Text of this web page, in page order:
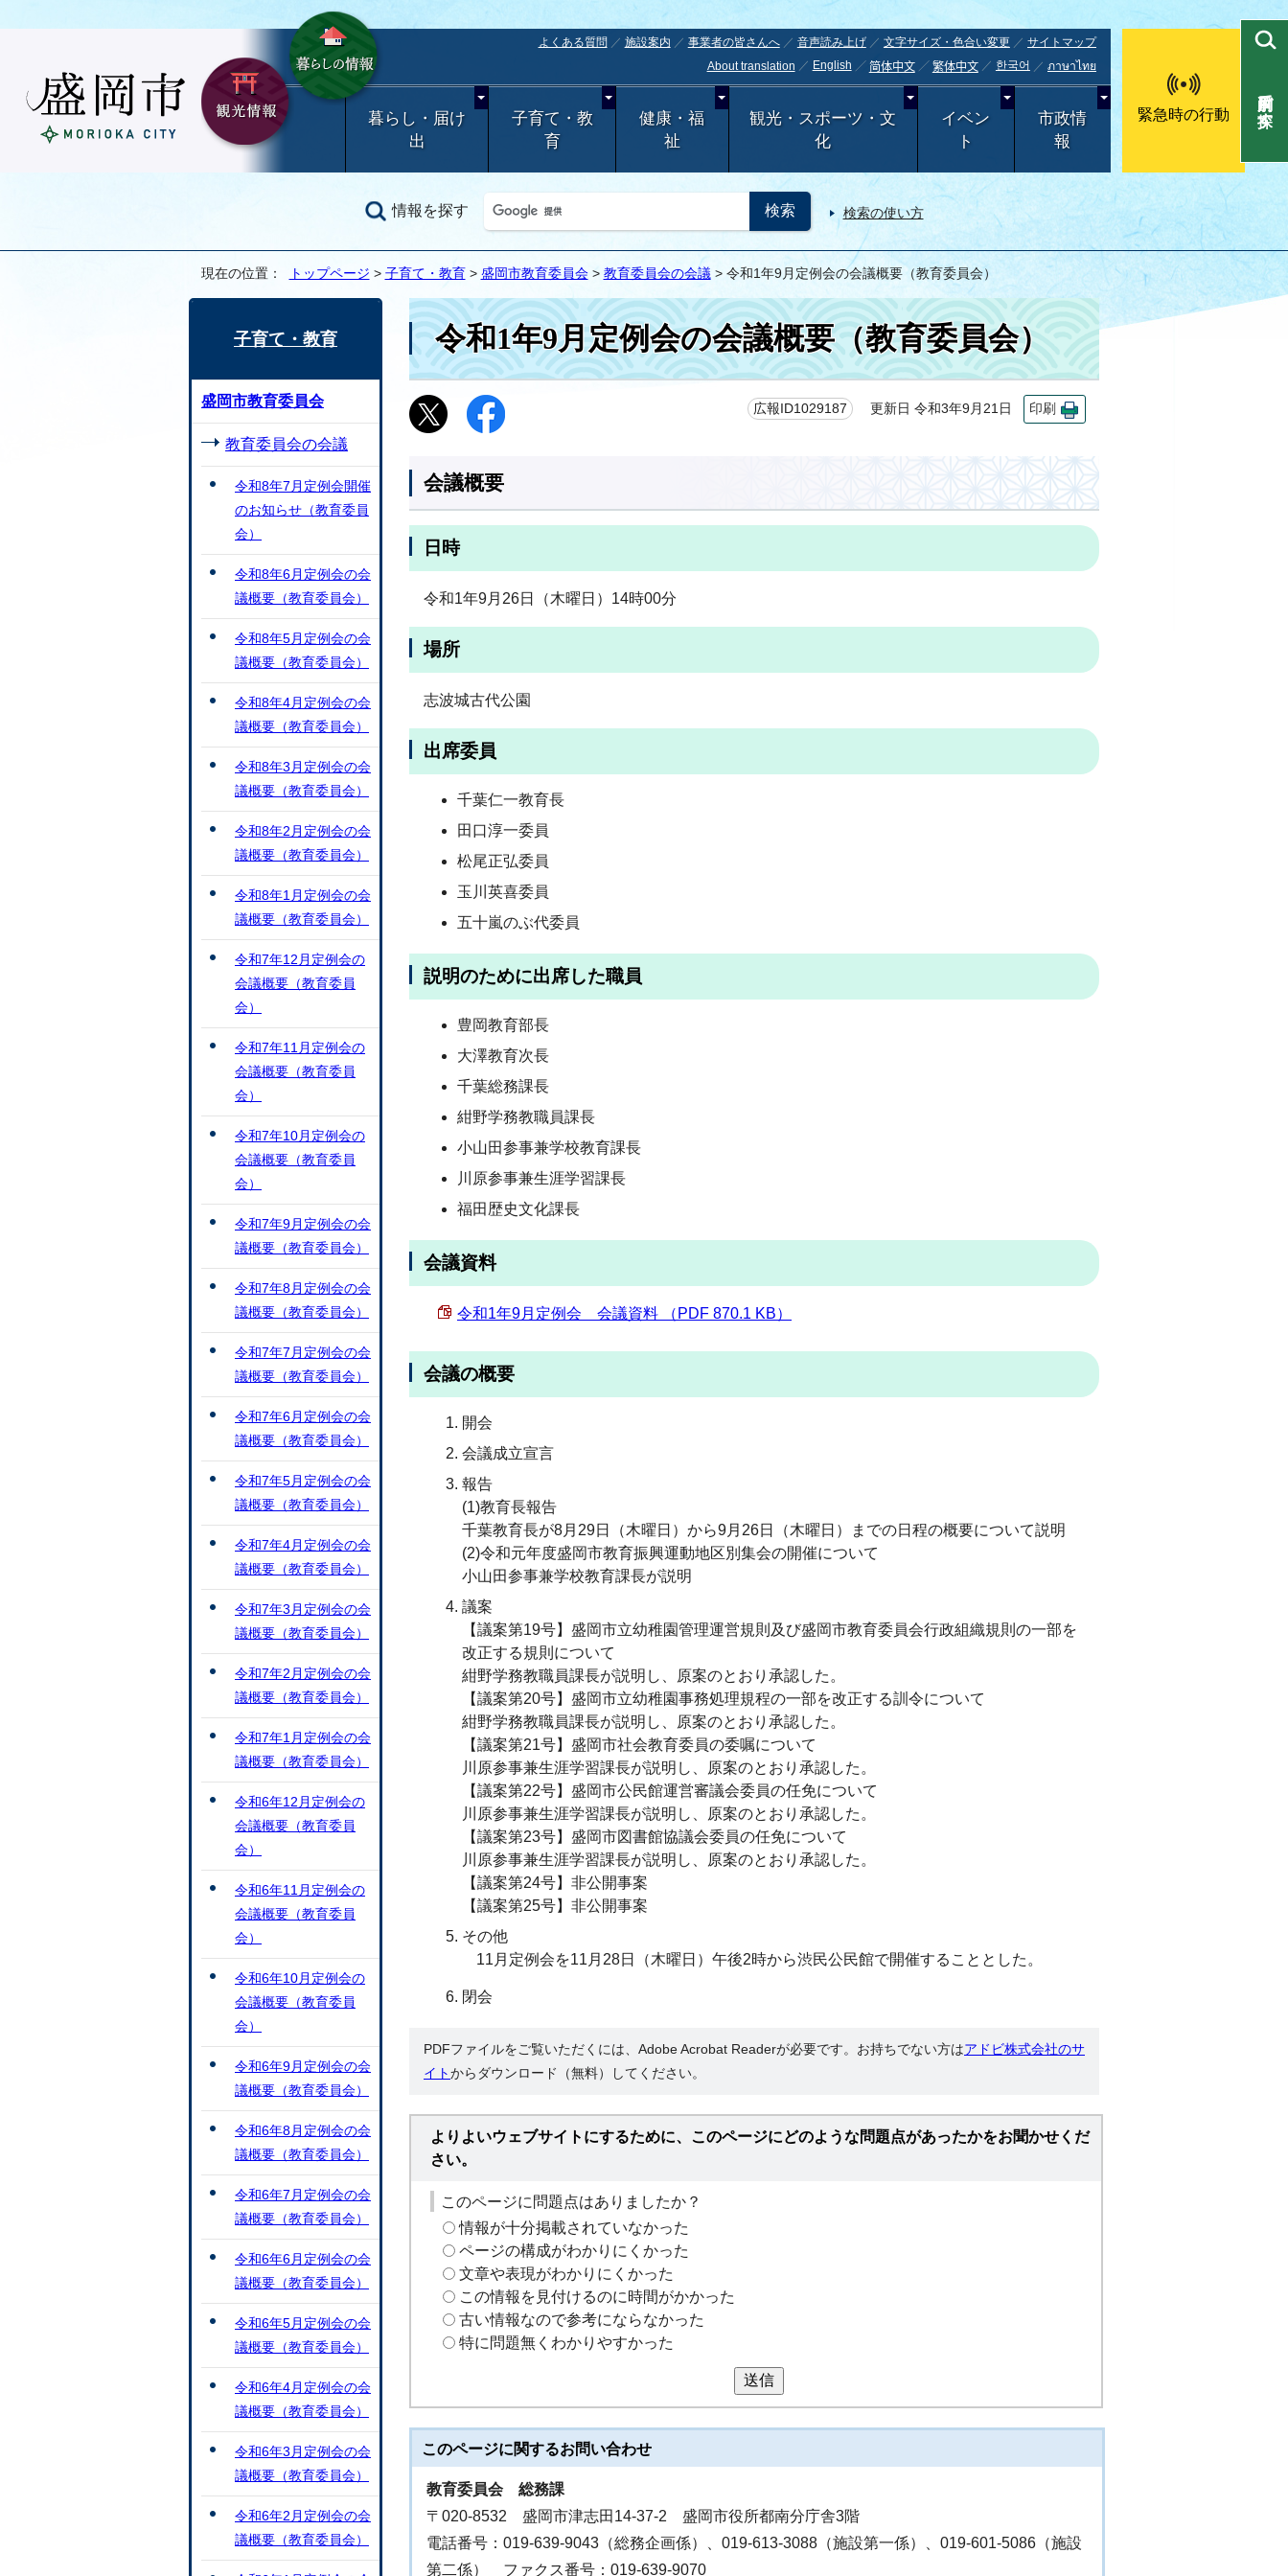
よくある質問 施設案内 事業者の皆さんへ 音声読み上げ 文字サイズ・色合い変更
サイトマップ
About translation
English 简体中文 繁体中文 한국어 ภาษาไทย
暮らし・届け
出
子育て・教
育
健康・福
祉
観光・スポーツ・文
化
イベン
ト
市政情
報
緊急時の行動
情報を探す 検索の使い方
目的別で探す
現在の位置： トップページ > 子育て・教育> 盛岡市教育委員会> 教育委員会の会議> 令和1年9月定例会の会議概要（教育委員会）
令和1年9月定例会の会議概要（教育委員会）
広報ID1029187 更新日 令和3年9月21日 印刷
会議概要
日時
令和1年9月26日（木曜日）14時00分
場所
志波城古代公園
出席委員
千葉仁一教育長
田口淳一委員
松尾正弘委員
玉川英喜委員
五十嵐のぶ代委員
説明のために出席した職員
豊岡教育部長
大澤教育次長
千葉総務課長
紺野学務教職員課長
小山田参事兼学校教育課長
川原参事兼生涯学習課長
福田歴史文化課長
会議資料
令和1年9月定例会 会議資料 （PDF 870.1 KB）
会議の概要
開会
会議成立宣言
報告
(1)教育長報告
千葉教育長が8月29日（木曜日）から9月26日（木曜日）までの日程の概要について説明
(2)令和元年度盛岡市教育振興運動地区別集会の開催について
小山田参事兼学校教育課長が説明
議案
【議案第19号】盛岡市立幼稚園管理運営規則及び盛岡市教育委員会行政組織規則の一部を
改正する規則について
紺野学務教職員課長が説明し、原案のとおり承認した。
【議案第20号】盛岡市立幼稚園事務処理規程の一部を改正する訓令について
紺野学務教職員課長が説明し、原案のとおり承認した。
【議案第21号】盛岡市社会教育委員の委嘱について
川原参事兼生涯学習課長が説明し、原案のとおり承認した。
【議案第22号】盛岡市公民館運営審議会委員の任免について
川原参事兼生涯学習課長が説明し、原案のとおり承認した。
【議案第23号】盛岡市図書館協議会委員の任免について
川原参事兼生涯学習課長が説明し、原案のとおり承認した。
【議案第24号】非公開事案
【議案第25号】非公開事案
その他
11月定例会を11月28日（木曜日）午後2時から渋民公民館で開催することとした。
閉会
PDFファイルをご覧いただくには、Adobe Acrobat Readerが必要です。お持ちでない方はアドビ株式会社のサ
イトからダウンロード（無料）してください。
よりよいウェブサイトにするために、このページにどのような問題点があったかをお聞かせくだ
さい。
このページに問題点はありましたか？
情報が十分掲載されていなかった
ページの構成がわかりにくかった
文章や表現がわかりにくかった
この情報を見付けるのに時間がかかった
古い情報なので参考にならなかった
特に問題無くわかりやすかった
送信
このページに関するお問い合わせ
教育委員会 総務課
〒020-8532 盛岡市津志田14-37-2 盛岡市役所都南分庁舎3階
電話番号：019-639-9043（総務企画係）、019-613-3088（施設第一係）、019-601-5086（施設
第二係） ファクス番号：019-639-9070
子育て・教育
盛岡市教育委員会
教育委員会の会議
令和8年7月定例会開催
のお知らせ（教育委員
会）
令和8年6月定例会の会
議概要（教育委員会）
令和8年5月定例会の会
議概要（教育委員会）
令和8年4月定例会の会
議概要（教育委員会）
令和8年3月定例会の会
議概要（教育委員会）
令和8年2月定例会の会
議概要（教育委員会）
令和8年1月定例会の会
議概要（教育委員会）
令和7年12月定例会の
会議概要（教育委員
会）
令和7年11月定例会の
会議概要（教育委員
会）
令和7年10月定例会の
会議概要（教育委員
会）
令和7年9月定例会の会
議概要（教育委員会）
令和7年8月定例会の会
議概要（教育委員会）
令和7年7月定例会の会
議概要（教育委員会）
令和7年6月定例会の会
議概要（教育委員会）
令和7年5月定例会の会
議概要（教育委員会）
令和7年4月定例会の会
議概要（教育委員会）
令和7年3月定例会の会
議概要（教育委員会）
令和7年2月定例会の会
議概要（教育委員会）
令和7年1月定例会の会
議概要（教育委員会）
令和6年12月定例会の
会議概要（教育委員
会）
令和6年11月定例会の
会議概要（教育委員
会）
令和6年10月定例会の
会議概要（教育委員
会）
令和6年9月定例会の会
議概要（教育委員会）
令和6年8月定例会の会
議概要（教育委員会）
令和6年7月定例会の会
議概要（教育委員会）
令和6年6月定例会の会
議概要（教育委員会）
令和6年5月定例会の会
議概要（教育委員会）
令和6年4月定例会の会
議概要（教育委員会）
令和6年3月定例会の会
議概要（教育委員会）
令和6年2月定例会の会
議概要（教育委員会）